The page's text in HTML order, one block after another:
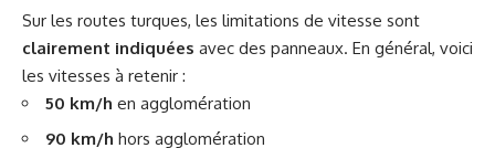
Sur les routes turques, les limitations de vitesse sont
clairement indiquées avec des panneaux. En général, voici
les vitesses à retenir :
50 km/h en agglomération
90 km/h hors agglomération